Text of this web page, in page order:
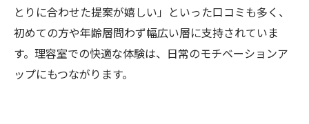
とりに合わせた提案が嬉しい」といった口コミも多く、
初めての方や年齢層問わず幅広い層に支持されていま
す。理容室での快適な体験は、日常のモチベーションア
ップにもつながります。